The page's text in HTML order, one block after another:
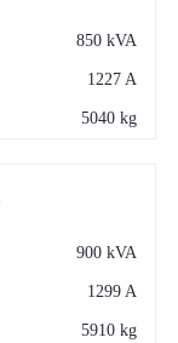
850 kVA
1227 A
5040 kg
900 kVA
1299 A
5910 kg